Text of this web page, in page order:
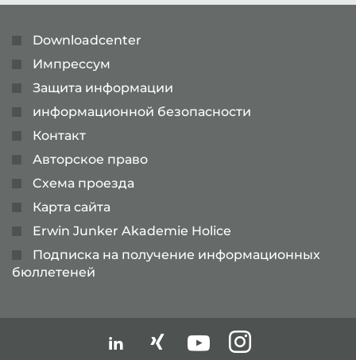
Downloadcenter
Импрессум
Защита информации
информационной безопасности
Контакт
Авторское право
Cхема проезда
Карта сайта
Erwin Junker Akademie Holice
Подписка на получение информационных
бюллетеней